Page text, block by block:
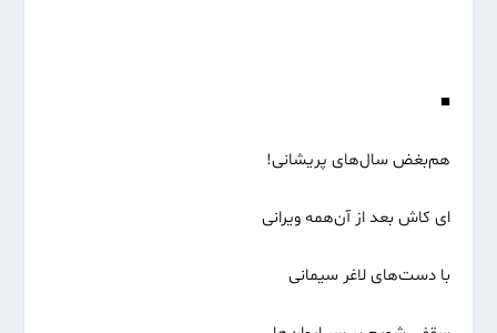
■
هم‌بغض سال‌های پریشانی!
ای کاش بعد از آن‌همه ویرانی
با دست‌های لاغر سیمانی